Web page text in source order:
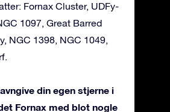
Fornax Cluster, UDFy-
1097, Great Barred
NGC 1398, NGC 1049,
din egen stjerne i
Fornax med blot nogle